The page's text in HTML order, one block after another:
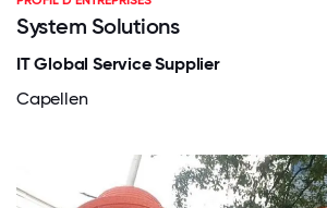
System Solutions
IT Global Service Supplier
Capellen